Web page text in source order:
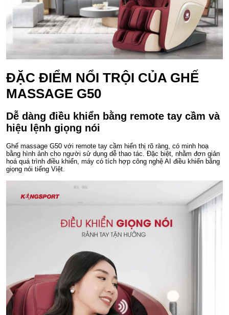
ĐẶC ĐIỂM NỔI TRỘI CỦA GHẾ
MASSAGE G50
Dễ dàng điều khiển bằng remote tay cầm và
hiệu lệnh giọng nói
Ghế massage G50 với remote tay cầm hiển thị rõ ràng, có minh hoạ
bằng hình ảnh cho người sử dụng dễ thao tác. Đặc biệt, nhằm đơn giản
hoá quá trình điều khiển, máy có tích hợp công nghệ AI điều khiển bằng
giọng nói tiếng Việt.